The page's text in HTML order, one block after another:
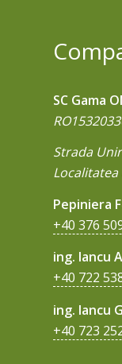
SC Gama
Strada
Localitatea
Pepiniera
+40 376
ing. Iancu
+40 722
ing. Iancu
+40 723